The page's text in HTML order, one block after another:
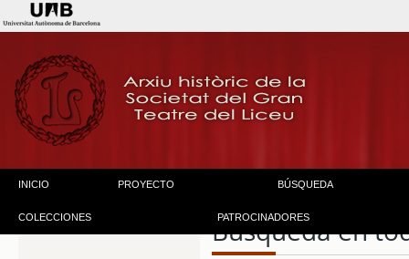
INICIO PROYECTO BÚSQUEDA
COLECCIONES PATROCINADORES
Búsqueda en